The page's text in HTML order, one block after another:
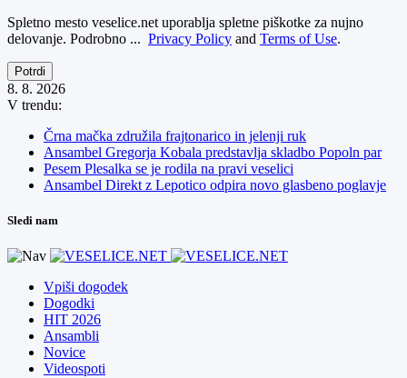
Spletno mesto veselice.net uporablja spletne piškotke za nujno
delovanje. Podrobno ... Privacy Policy and Terms of Use.
Potrdi
8. 8. 2026
V trendu:
Črna mačka združila frajtonarico in jelenji ruk
Ansambel Gregorja Kobala predstavlja skladbo Popoln par
Pesem Plesalka se je rodila na pravi veselici
Ansambel Direkt z Lepotico odpira novo glasbeno poglavje
Sledi nam
Vpiši dogodek
Dogodki
HIT 2026
Ansambli
Novice
Videospoti